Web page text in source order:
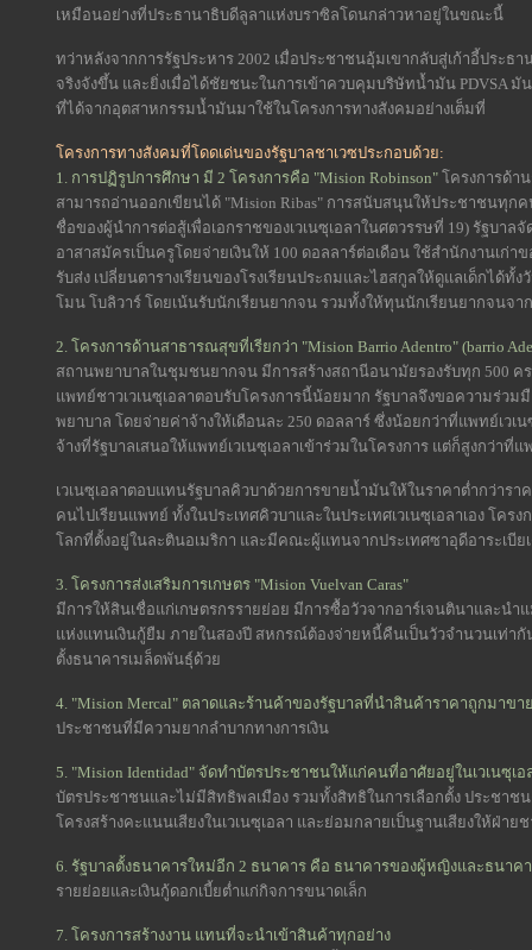
เหมือนอย่างที่ประธานาธิบดีลูลาแห่งบราซิลโดนกล่าวหาอยู่ในขณะนี้
ทว่าหลังจากการรัฐประหาร 2002 เมื่อประชาชนอุ้มเขากลับสู่เก้าอี้ประธา
จริงจังขึ้น และยิ่งเมื่อได้ชัยชนะในการเข้าควบคุมบริษัทน้ำมัน PDVSA
ที่ได้จากอุตสาหกรรมน้ำมันมาใช้ในโครงการทางสังคมอย่างเต็มที่
โครงการทางสังคมที่โดดเด่นของรัฐบาลชาเวซประกอบด้วย:
1. การปฏิรูปการศึกษา มี 2 โครงการคือ "Mision Robinson" โครงการด้า
สามารถอ่านออกเขียนได้ "Mision Ribas" การสนับสนุนให้ประชาชนทุก
ชื่อของผู้นำการต่อสู้เพื่อเอกราชของเวเนซุเอลาในศตวรรษที่ 19) รัฐบาล
อาสาสมัครเป็นครูโดยจ่ายเงินให้ 100 ดอลลาร์ต่อเดือน ใช้สำนักงานเก่า
รับส่ง เปลี่ยนตารางเรียนของโรงเรียนประถมและไฮสกูลให้ดูแลเด็กได้ทั้
โมน โบลิวาร์ โดยเน้นรับนักเรียนยากจน รวมทั้งให้ทุนนักเรียนยากจนจา
2. โครงการด้านสาธารณสุขที่เรียกว่า "Mision Barrio Adentro" (barrio
สถานพยาบาลในชุมชนยากจน มีการสร้างสถานีอนามัยรองรับทุก 500 ค
แพทย์ชาวเวเนซุเอลาตอบรับโครงการนี้น้อยมาก รัฐบาลจึงขอความร่ว
พยาบาล โดยจ่ายค่าจ้างให้เดือนละ 250 ดอลลาร์ ซึ่งน้อยกว่าที่แพทย์เวเ
จ้างที่รัฐบาลเสนอให้แพทย์เวเนซุเอลาเข้าร่วมในโครงการ แต่ก็สูงกว่า
เวเนซุเอลาตอบแทนรัฐบาลคิวบาด้วยการขายน้ำมันให้ในราคาต่ำกว่าร
คนไปเรียนแพทย์ ทั้งในประเทศคิวบาและในประเทศเวเนซุเอลาเอง โค
โลกที่ตั้งอยู่ในละตินอเมริกา และมีคณะผู้แทนจากประเทศซาอุดีอาระเบีย
3. โครงการส่งเสริมการเกษตร "Mision Vuelvan Caras"
มีการให้สินเชื่อแก่เกษตรกรรายย่อย มีการซื้อวัวจากอาร์เจนตินาและน
แห่งแทนเงินกู้ยืม ภายในสองปี สหกรณ์ต้องจ่ายหนี้คืนเป็นวัวจำนวนเท่า
ตั้งธนาคารเมล็ดพันธุ์ด้วย
4. "Mision Mercal" ตลาดและร้านค้าของรัฐบาลที่นำสินค้าราคาถูกมาขา
ประชาชนที่มีความยากลำบากทางการเงิน
5. "Mision Identidad" จัดทำบัตรประชาชนให้แก่คนที่อาศัยอยู่ในเวเนซุเ
บัตรประชาชนและไม่มีสิทธิพลเมือง รวมทั้งสิทธิในการเลือกตั้ง ประชาช
โครงสร้างคะแนนเสียงในเวเนซุเอลา และย่อมกลายเป็นฐานเสียงให้ฝ่าย
6. รัฐบาลตั้งธนาคารใหม่อีก 2 ธนาคาร คือ ธนาคารของผู้หญิงและธนา
รายย่อยและเงินกู้ดอกเบี้ยต่ำแก่กิจการขนาดเล็ก
7. โครงการสร้างงาน แทนที่จะนำเข้าสินค้าทุกอย่าง